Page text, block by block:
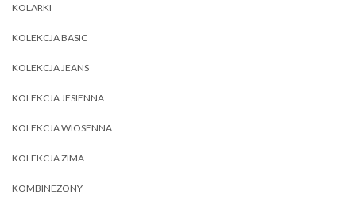
KOLARKI
KOLEKCJA BASIC
KOLEKCJA JEANS
KOLEKCJA JESIENNA
KOLEKCJA WIOSENNA
KOLEKCJA ZIMA
KOMBINEZONY